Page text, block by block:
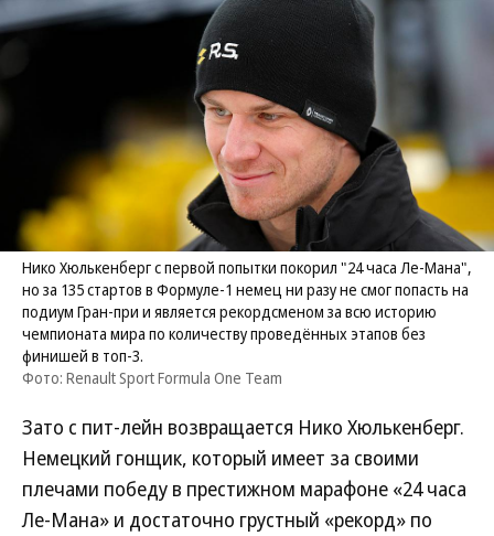
Нико Хюлькенберг с первой попытки покорил "24 часа Ле-Мана",
но за 135 стартов в Формуле-1 немец ни разу не смог попасть на
подиум Гран-при и является рекордсменом за всю историю
чемпионата мира по количеству проведённых этапов без
финишей в топ-3.
Фото: Renault Sport Formula One Team
Зато с пит-лейн возвращается Нико Хюлькенберг.
Немецкий гонщик, который имеет за своими
плечами победу в престижном марафоне «24 часа
Ле-Мана» и достаточно грустный «рекорд» по